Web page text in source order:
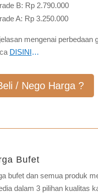
B: Rp 2.790.000
A: Rp 3.250.000
mengenai perbedaan
DISINI…
/ Nego Harga ?
Bufet
bufet dan semua produk
dalam 3 pilihan kualitas